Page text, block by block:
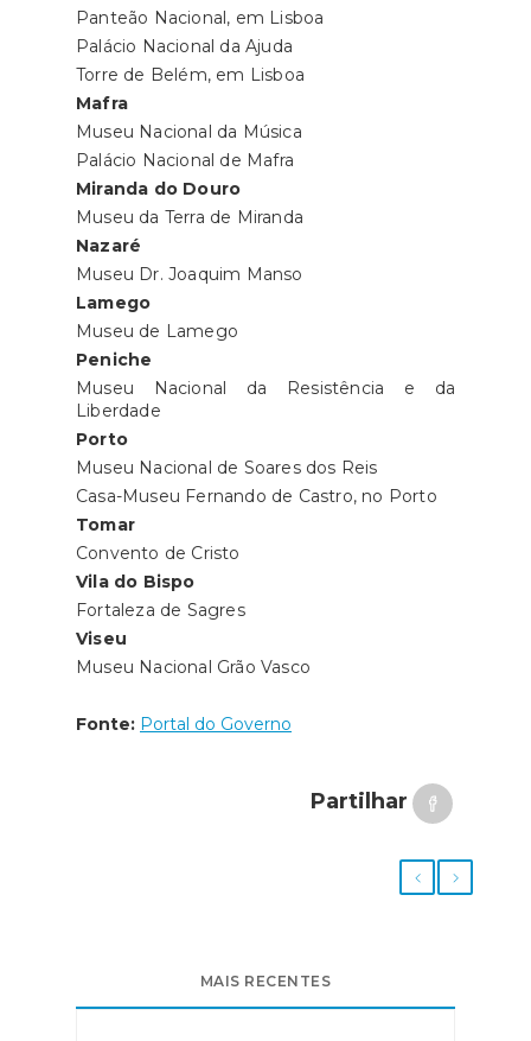
Panteão Nacional, em Lisboa
Palácio Nacional da Ajuda
Torre de Belém, em Lisboa
Mafra
Museu Nacional da Música
Palácio Nacional de Mafra
Miranda do Douro
Museu da Terra de Miranda
Nazaré
Museu Dr. Joaquim Manso
Lamego
Museu de Lamego
Peniche
Museu Nacional da Resistência e da
Liberdade
Porto
Museu Nacional de Soares dos Reis
Casa-Museu Fernando de Castro, no Porto
Tomar
Convento de Cristo
Vila do Bispo
Fortaleza de Sagres
Viseu
Museu Nacional Grão Vasco
Fonte: Portal do Governo
Partilhar
MAIS RECENTES